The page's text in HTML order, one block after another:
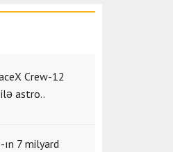
Crew-12
ilə astro..
ın 7 milyard